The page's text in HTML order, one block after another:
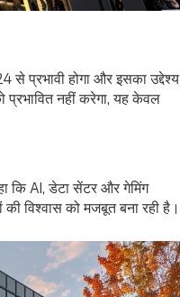
प्रभावी होगा और इसका उद्देश्य
नहीं करेगा, यह केवल
कि AI, डेटा सेंटर और गेमिंग
विश्वास को मजबूत बना रही है।